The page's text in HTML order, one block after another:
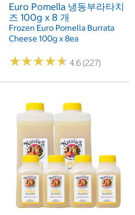
Euro Pomella 냉동부라타치
즈 100g x 8 개
Frozen Euro Pomella Burrata
Cheese 100g x 8ea
★★★★★
★★★★★ 4.6 (227)